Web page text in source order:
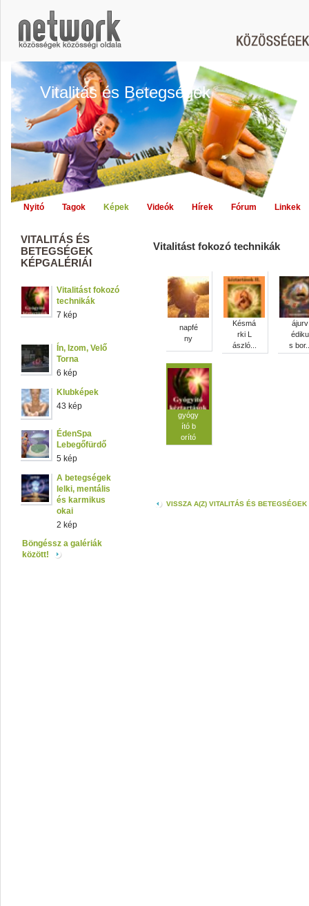
Vitalitás és Betegségek
Nyitó Tagok Képek Videók Hírek Fórum Linkek
VITALITÁS ÉS
BETEGSÉGEK
KÉPGALÉRIÁI
Vitalitást fokozó
technikák
7 kép
Ín, Izom, Velő
Torna
6 kép
Klubképek
43 kép
ÉdenSpa
Lebegőfürdő
5 kép
A betegségek
lelki, mentális
és karmikus
okai
2 kép
Böngéssz a galériák
között!
Vitalitást fokozó technikák
napfé
ny
Késmá
rki L
ászló...
ájurv
édiku
s
gyógy
ító b
orító
VISSZA A(Z) VITALITÁS ÉS